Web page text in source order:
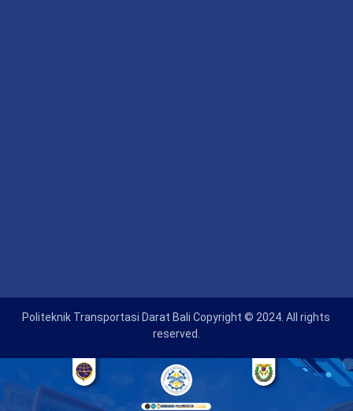
Politeknik Transportasi Darat Bali Copyright © 2024. All rights
reserved.